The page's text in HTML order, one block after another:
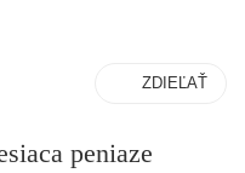
ZDIEĽAŤ
peniaze